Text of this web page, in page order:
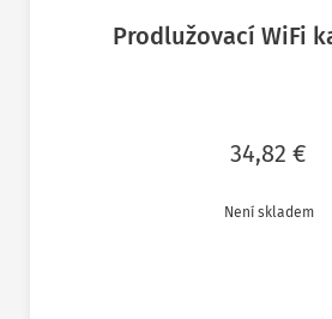
Prodlužovací WiFi
34,82 €
Není skladem